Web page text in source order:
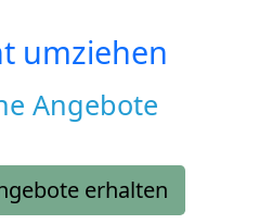
umziehen
Angebote
erhalten